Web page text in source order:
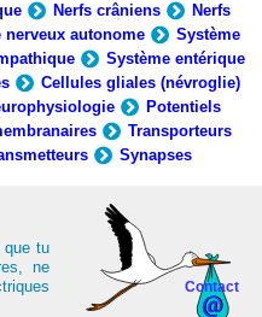
Nerfs crâniens
Nerfs
nerveux autonome
Système
Système entérique
Cellules gliales (névroglie)
Potentiels
Transporteurs
Synapses
Contact
que tu
ne